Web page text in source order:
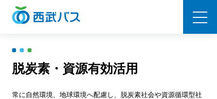
脱炭素・資源有効活用
常に⾃然環境、地球環境へ配慮し、脱炭素社会や資源循環型社